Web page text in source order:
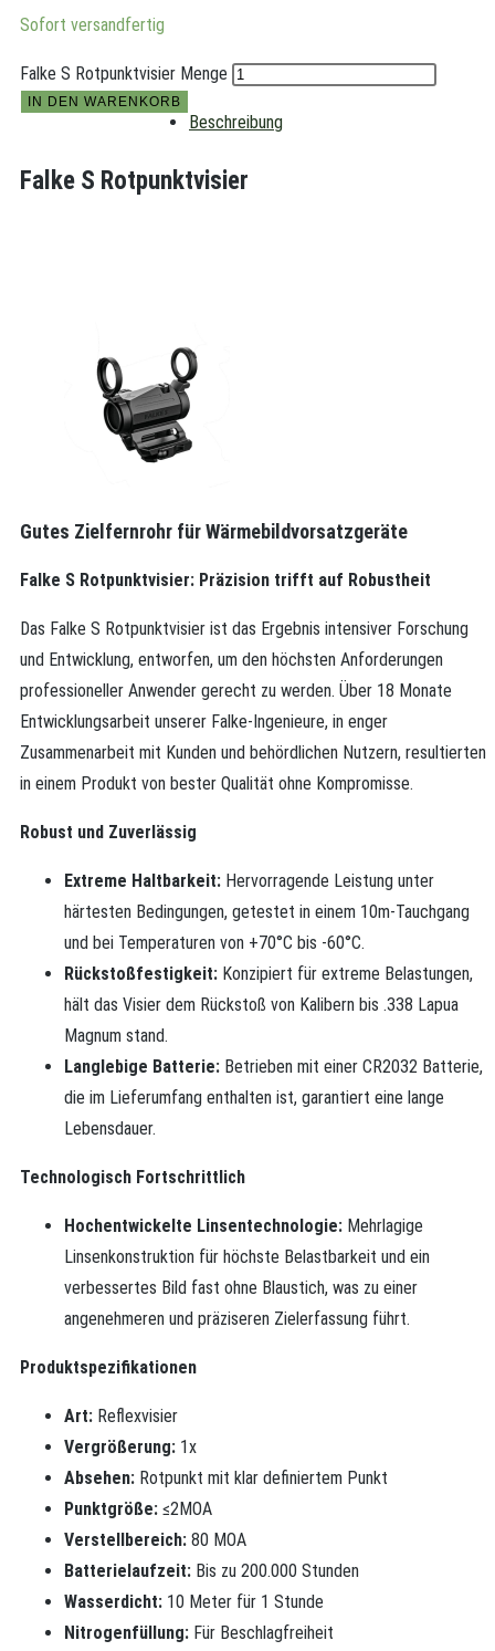
Sofort versandfertig
Falke S Rotpunktvisier Menge
IN DEN WARENKORB
Beschreibung
Falke S Rotpunktvisier
Gutes Zielfernrohr für Wärmebildvorsatzgeräte
Falke S Rotpunktvisier: Präzision trifft auf Robustheit
Das Falke S Rotpunktvisier ist das Ergebnis intensiver Forschung
und Entwicklung, entworfen, um den höchsten Anforderungen
professioneller Anwender gerecht zu werden. Über 18 Monate
Entwicklungsarbeit unserer Falke-Ingenieure, in enger
Zusammenarbeit mit Kunden und behördlichen Nutzern, resultierten
in einem Produkt von bester Qualität ohne Kompromisse.
Robust und Zuverlässig
Extreme Haltbarkeit: Hervorragende Leistung unter
härtesten Bedingungen, getestet in einem 10m-Tauchgang
und bei Temperaturen von +70°C bis -60°C.
Rückstoßfestigkeit: Konzipiert für extreme Belastungen,
hält das Visier dem Rückstoß von Kalibern bis .338 Lapua
Magnum stand.
Langlebige Batterie: Betrieben mit einer CR2032 Batterie,
die im Lieferumfang enthalten ist, garantiert eine lange
Lebensdauer.
Technologisch Fortschrittlich
Hochentwickelte Linsentechnologie: Mehrlagige
Linsenkonstruktion für höchste Belastbarkeit und ein
verbessertes Bild fast ohne Blaustich, was zu einer
angenehmeren und präziseren Zielerfassung führt.
Produktspezifikationen
Art: Reflexvisier
Vergrößerung: 1x
Absehen: Rotpunkt mit klar definiertem Punkt
Punktgröße: ≤2MOA
Verstellbereich: 80 MOA
Batterielaufzeit: Bis zu 200.000 Stunden
Wasserdicht: 10 Meter für 1 Stunde
Nitrogenfüllung: Für Beschlagfreiheit